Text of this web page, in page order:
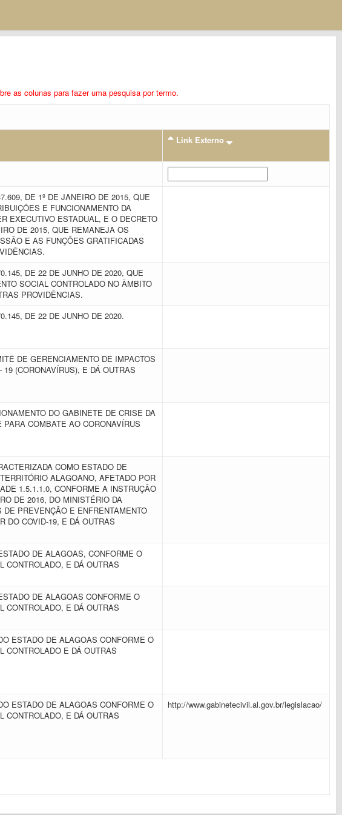
as colunas para fazer uma pesquisa por termo.
Link Externo
DE 1º DE JANEIRO DE 2015, QUE
E FUNCIONAMENTO DA
EXECUTIVO ESTADUAL, E O DECRETO
DE 2015, QUE REMANEJA OS
E AS FUNÇÕES GRATIFICADAS
DE 22 DE JUNHO DE 2020, QUE
SOCIAL CONTROLADO NO ÂMBITO
PROVIDÊNCIAS.
DE 22 DE JUNHO DE 2020.
DE GERENCIAMENTO DE IMPACTOS
(CORONAVÍRUS), E DÁ OUTRAS
DO GABINETE DE CRISE DA
COMBATE AO CORONAVÍRUS
COMO ESTADO DE
ALAGOANO, AFETADO POR
1.5.1.1.0, CONFORME A INSTRUÇÃO
DE 2016, DO MINISTÉRIO DA
PREVENÇÃO E ENFRENTAMENTO
DO COVID-19, E DÁ OUTRAS
DE ALAGOAS, CONFORME O
CONTROLADO, E DÁ OUTRAS
DE ALAGOAS CONFORME O
CONTROLADO, E DÁ OUTRAS
ESTADO DE ALAGOAS CONFORME O
CONTROLADO E DÁ OUTRAS
ESTADO DE ALAGOAS CONFORME O
CONTROLADO, E DÁ OUTRAS
http://www.gabinetecivil.al.gov.br/legislacao/